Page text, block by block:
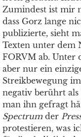
Zumindest ist mir
dass Gorz lange
publizierte, sieht
Texten unter dem
FORVM ab. Unter
aber nur ein
Streikbewegung
negativ berührt
man ihn gefragt
Spectrum der
protestieren, was